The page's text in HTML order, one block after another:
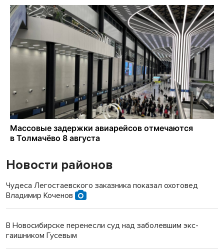
Новости районов
Чудеса Легостаевского заказника показал охотовед
Владимир Коченов
В Новосибирске перенесли суд над заболевшим экс-
гаишником Гусевым